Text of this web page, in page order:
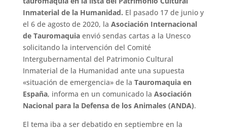
Inmaterial de la Humanidad. El pasado 17 de junio y
el 6 de agosto de 2020, la Asociación Internacional
de Tauromaquia envió sendas cartas a la Unesco
solicitando la intervención del Comité
Intergubernamental del Patrimonio Cultural
Inmaterial de la Humanidad ante una supuesta
«situación de emergencia» de la Tauromaquia en
España, informa en un comunicado la Asociación
Nacional para la Defensa de los Animales (ANDA).
El tema iba a ser debatido en septiembre en la